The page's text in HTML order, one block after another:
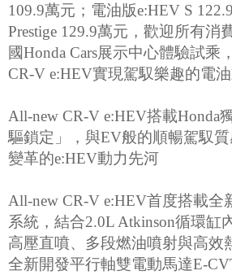
109.9萬元；電油版e:HEV S
Prestige 129.9萬元，歡迎所有消
國Honda Cars展示中心體驗試乘
CR‑V e:HEV實現駕馭樂趣的電油
All-new CR-V e:HEV搭載Honda
驅鎖定」，與EV般的順暢駕馭
變革的e:HEV動力先河
All-new CR-V e:HEV首度搭載全
系統，結合2.0L Atkinson循環缸
高壓直噴、多段燃油噴射與高效
全新開發平行軸雙電動馬達E-